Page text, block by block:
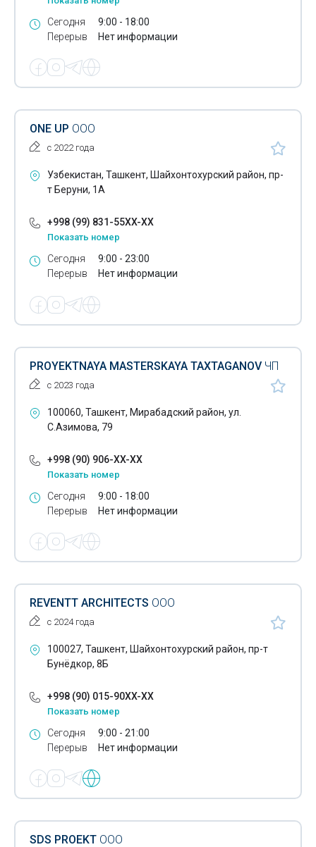
Сегодня
Перерыв
9:00 - 18:00
Нет информации
ONE UP ООО
с 2022 года
Узбекистан, Ташкент, Шайхонтохурский район, пр-
т Беруни, 1А
+998 (99) 831-55XX-XX
Показать номер
Сегодня
Перерыв
9:00 - 23:00
Нет информации
PROYEKTNAYA MASTERSKAYA TAXTAGANOV ЧП
с 2023 года
100060, Ташкент, Мирабадский район, ул.
С.Азимова, 79
+998 (90) 906-XX-XX
Показать номер
Сегодня
Перерыв
9:00 - 18:00
Нет информации
REVENTT ARCHITECTS ООО
с 2024 года
100027, Ташкент, Шайхонтохурский район, пр-т
Бунёдкор, 8Б
+998 (90) 015-90XX-XX
Показать номер
Сегодня
Перерыв
9:00 - 21:00
Нет информации
SDS PROEKT ООО